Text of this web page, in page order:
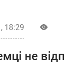
18:29
не